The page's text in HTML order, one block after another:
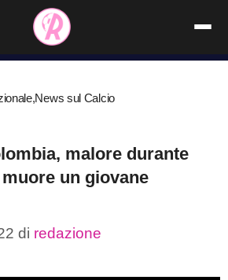
,News sul Calcio
malore durante
un giovane
di redazione